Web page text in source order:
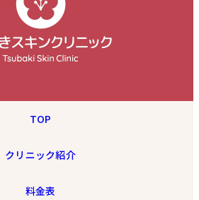
TOP
クリニック紹介
料金表